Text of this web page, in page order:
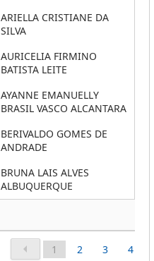
ARIELLA CRISTIANE DA
SILVA
AURICELIA FIRMINO
BATISTA LEITE
AYANNE EMANUELLY
BRASIL VASCO ALCANTARA
BERIVALDO GOMES DE
ANDRADE
BRUNA LAIS ALVES
ALBUQUERQUE
1 2 3 4